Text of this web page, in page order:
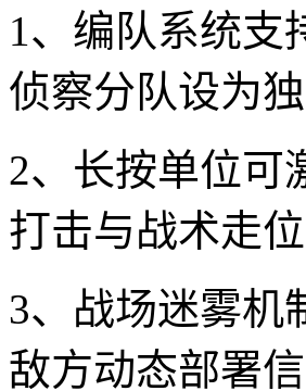
1、编队系统支
侦察分队设为
2、长按单位可
打击与战术走位
3、战场迷雾机
敌方动态部署